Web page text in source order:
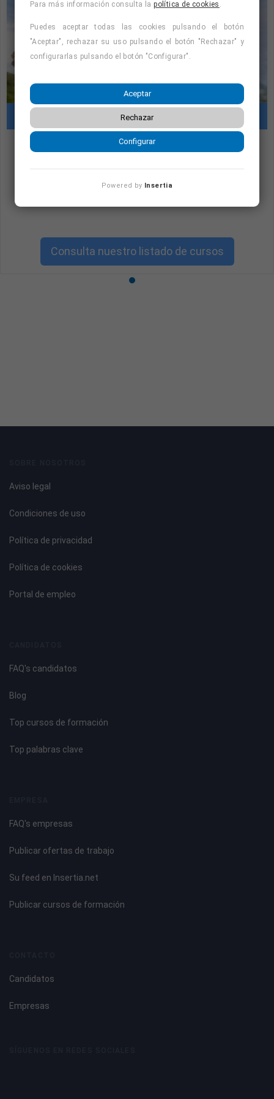
Ambición comercial.
consumo.
Cursos con prácticas en empresas
¡Precios con descuento!
Consulta nuestro listado de cursos
Aviso legal
Condiciones de uso
Política de privacidad
Política de cookies
Portal de empleo
FAQ's candidatos
Blog
Top cursos de formación
Top palabras clave
FAQ's empresas
Publicar ofertas de trabajo
Su feed en Insertia.net
Publicar cursos de formación
Candidatos
Empresas
Para más información consulta lapolítica de cookies .
Puedes aceptar todas las cookies pulsando el botón
"Aceptar", rechazar su uso pulsando el botón "Rechazar" y
configurarlas pulsando el botón "Configurar".
Aceptar
Rechazar
Configurar
Powered by Insertia